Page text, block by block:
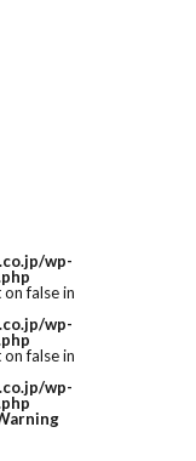
wp-
false in
wp-
false in
wp-